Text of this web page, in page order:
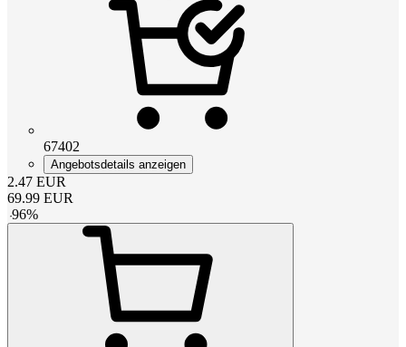
67402
Angebotsdetails anzeigen
2.47 EUR
69.99 EUR
-96%